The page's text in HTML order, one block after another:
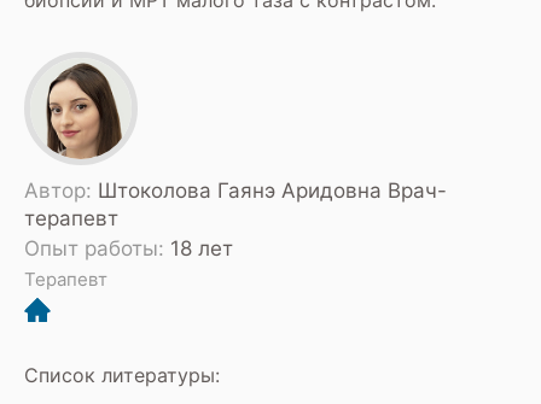
Автор: Штоколова Гаянэ Аридовна Врач-
терапевт
Опыт работы: 18 лет
Терапевт
Список литературы: